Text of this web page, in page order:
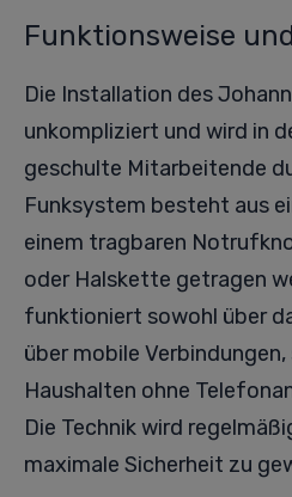
Funktionsweise
Die Installation des
unkompliziert und wird in
geschulte Mitarbeitende
Funksystem besteht aus
einem tragbaren
oder Halskette getragen
funktioniert sowohl über
über mobile
Haushalten ohne
Die Technik wird
maximale Sicherheit zu